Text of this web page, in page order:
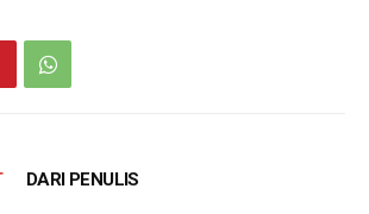
DARI PENULIS